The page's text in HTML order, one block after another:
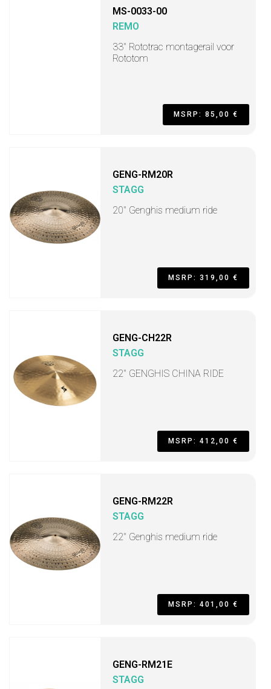
MS-0033-00
REMO
33" Rototrac montagerail voor
Rototom
MSRP: 85,00 €
GENG-RM20R
STAGG
20" Genghis medium ride
MSRP: 319,00 €
GENG-CH22R
STAGG
22" GENGHIS CHINA RIDE
MSRP: 412,00 €
GENG-RM22R
STAGG
22" Genghis medium ride
MSRP: 401,00 €
GENG-RM21E
STAGG